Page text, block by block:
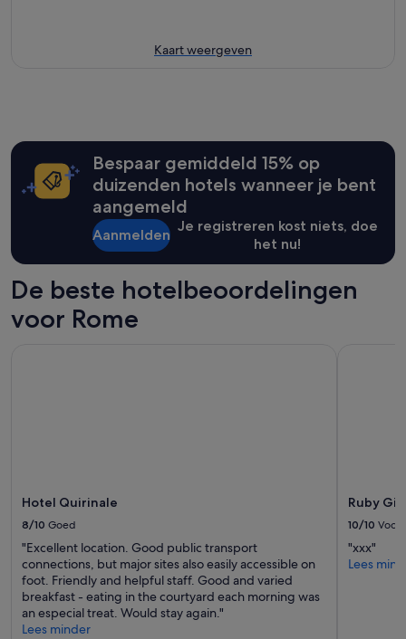
Kaart weergeven
Bespaar gemiddeld 15% op
duizenden hotels wanneer je bent
aangemeld
Aanmelden
Je registreren kost niets, doe
het nu!
De beste hotelbeoordelingen
voor Rome
Hotel Quirinale
8/10 Goed
"Excellent location. Good public transport
connections, but major sites also easily accessible on
foot. Friendly and helpful staff. Good and varied
breakfast - eating in the courtyard each morning was
an especial treat. Would stay again."
Lees minder
Ruby
10/10
"xxx"
Lees